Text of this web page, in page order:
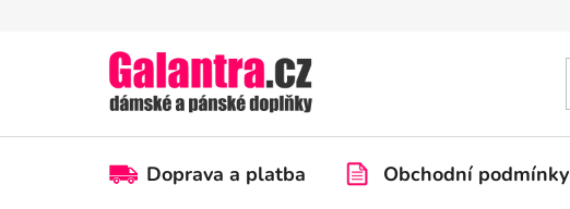
Doprava a platba Obchodní podmínky